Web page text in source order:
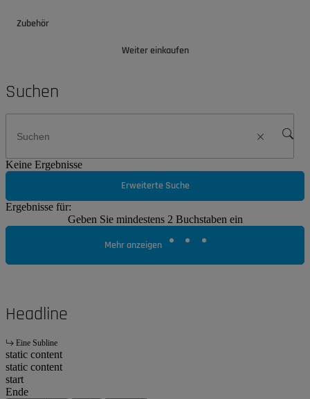
Zubehör
Weiter einkaufen
Suchen
Keine Ergebnisse
Erweiterte Suche
Ergebnisse für:
Geben Sie mindestens 2 Buchstaben ein
Mehr anzeigen
Headline
Eine Subline
static content
static content
start
Ende